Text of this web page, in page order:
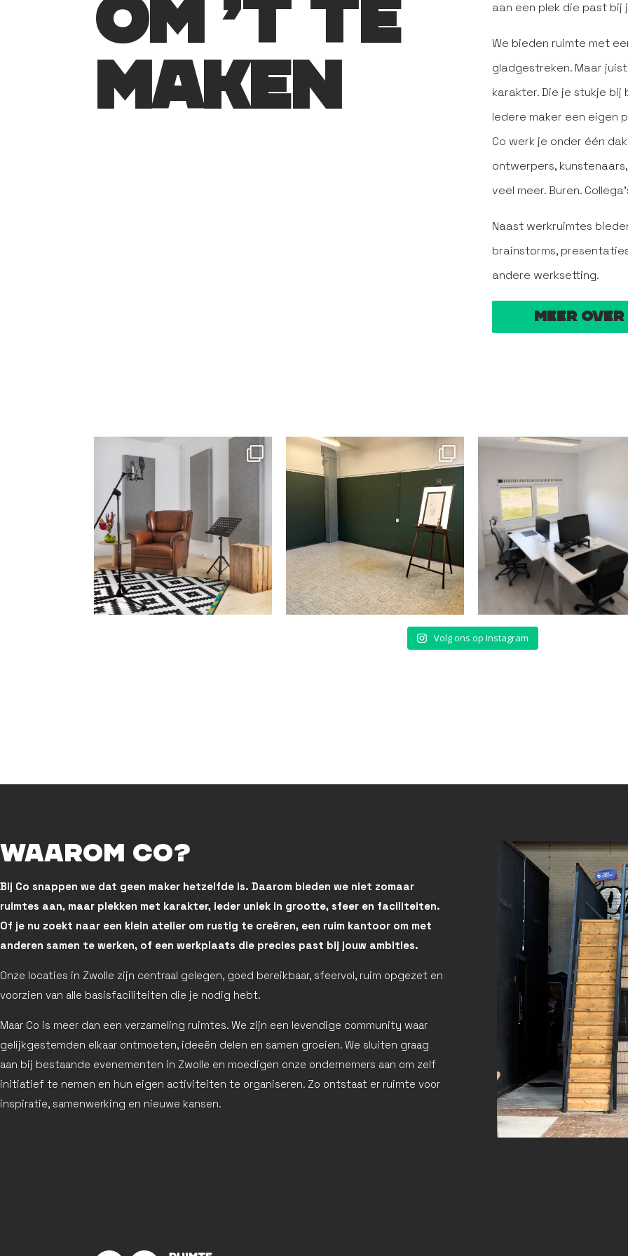
OM ’T TE
MAKEN
aan een plek die past bij
We bieden ruimte met
gladgestreken. Maar
karakter. Die je stukje
Iedere maker een eigen
Co werk je onder één
ontwerpers,
veel meer. Buren.
Naast werkruimtes
brainstorms,
andere werksetting.
meer
Volg ons op Instagram
Waarom Co?
Bij Co snappen we dat geen maker hetzelfde is. Daarom bieden we niet zomaar
ruimtes aan, maar plekken met karakter, ieder uniek in grootte, sfeer en faciliteiten.
Of je nu zoekt naar een klein atelier om rustig te creëren, een ruim kantoor om met
anderen samen te werken, of een werkplaats die precies past bij jouw ambities.
Onze locaties in Zwolle zijn centraal gelegen, goed bereikbaar, sfeervol, ruim opgezet en
voorzien van alle basisfaciliteiten die je nodig hebt.
Maar Co is meer dan een verzameling ruimtes. We zijn een levendige community waar
gelijkgestemden elkaar ontmoeten, ideeën delen en samen groeien. We sluiten graag
aan bij bestaande evenementen in Zwolle en moedigen onze ondernemers aan om zelf
initiatief te nemen en hun eigen activiteiten te organiseren. Zo ontstaat er ruimte voor
inspiratie, samenwerking en nieuwe kansen.